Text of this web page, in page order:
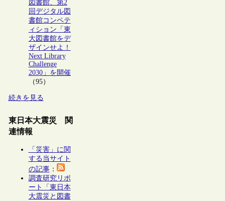
図書館、第2
回デジタル図
書館コンペテ
ィション「東
大図書館をデ
ザインせよ！
Next Library
Challenge
2030」を開催
（95）
続きを見る
東日本大震災 関
連情報
「災害」に関
する当サイト
の記事：
調査研究リポ
ート「東日本
大震災と図書